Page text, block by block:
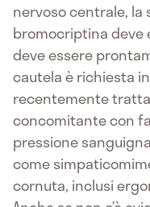
nervoso centrale,
bromocriptina deve
deve essere
cautela è richiesta
recentemente
concomitante con
pressione
come
cornuta, inclusi